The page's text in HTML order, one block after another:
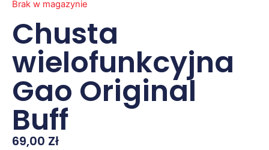
Brak w magazynie
Chusta
wielofunkcyjna
Gao Original
Buff
69,00 Zł